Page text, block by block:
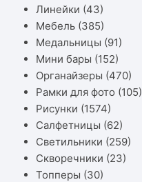
Линейки (43)
Мебель (385)
Медальницы (91)
Мини бары (152)
Органайзеры (470)
Рамки для фото (105)
Рисунки (1574)
Салфетницы (62)
Светильники (259)
Скворечники (23)
Топперы (30)